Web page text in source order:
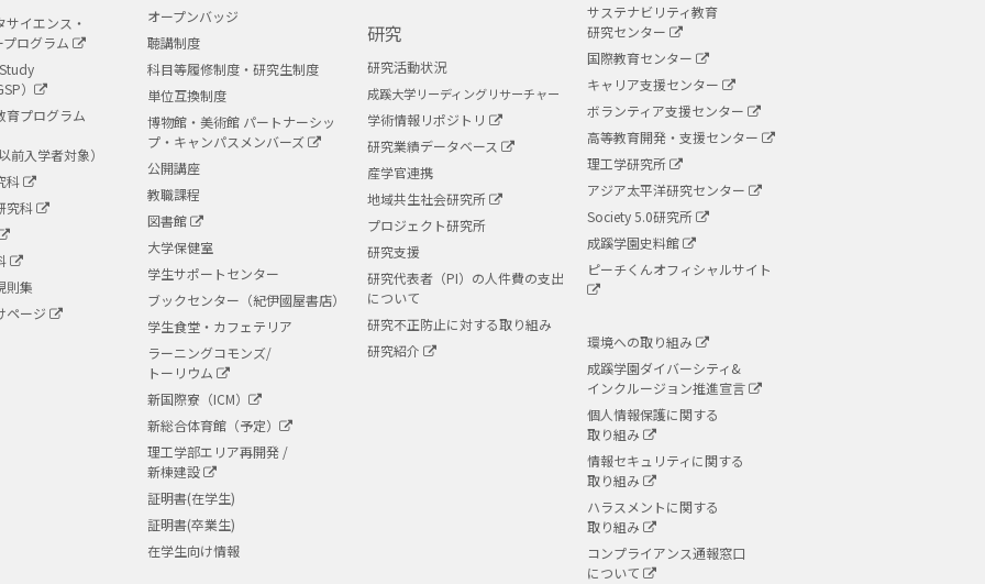
イエンス・
ログラム
）
育プログラム
前入学者対象）
科
究科
則集
ページ
オープンバッジ
聴講制度
科目等履修制度・研究生制度
単位互換制度
博物館・美術館 パートナーシッ
プ・キャンパスメンバーズ
公開講座
教職課程
図書館
大学保健室
学生サポートセンター
ブックセンター（紀伊國屋書店）
学生食堂・カフェテリア
ラーニングコモンズ/
トーリウム
新国際寮（ICM）
新総合体育館（予定）
理工学部エリア再開発 /
新棟建設
証明書(在学生)
証明書(卒業生)
在学生向け情報
研究
研究活動状況
成蹊大学リーディングリサーチャー
学術情報リポジトリ
研究業績データベース
産学官連携
地域共生社会研究所
プロジェクト研究所
研究支援
研究代表者（PI）の人件費の支出
について
研究不正防止に対する取り組み
研究紹介
サステナビリティ教育
研究センター
国際教育センター
キャリア支援センター
ボランティア支援センター
高等教育開発・支援センター
理工学研究所
アジア太平洋研究センター
Society 5.0研究所
成蹊学園史料館
ピーチくんオフィシャルサイト
環境への取り組み
成蹊学園ダイバーシティ&
インクルージョン推進宣言
個人情報保護に関する
取り組み
情報セキュリティに関する
取り組み
ハラスメントに関する
取り組み
コンプライアンス通報窓口
について